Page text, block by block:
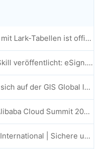
eSign.AI-Integration mit Lark-Tabellen ist offiziell gestartet: Vollständige Automatisierung der elektronischen Vertragsunterzeichnung und -archivierung
'esign-automation'-Skill veröffentlicht: eSign.AI ermöglicht OpenClaw automatisierte E-Signaturen
eSign.AI präsentiert sich auf der GIS Global Innovation Exhibition 2025
eSign.AI nimmt am Alibaba Cloud Summit 2025 in Hongkong teil und treibt KI-gestützte Cloud-Innovationen sowie digitales Vertrauen voran
eSign.AI × Antelope International | Sichere und KI-gestützte digitale Workflows vorantreiben